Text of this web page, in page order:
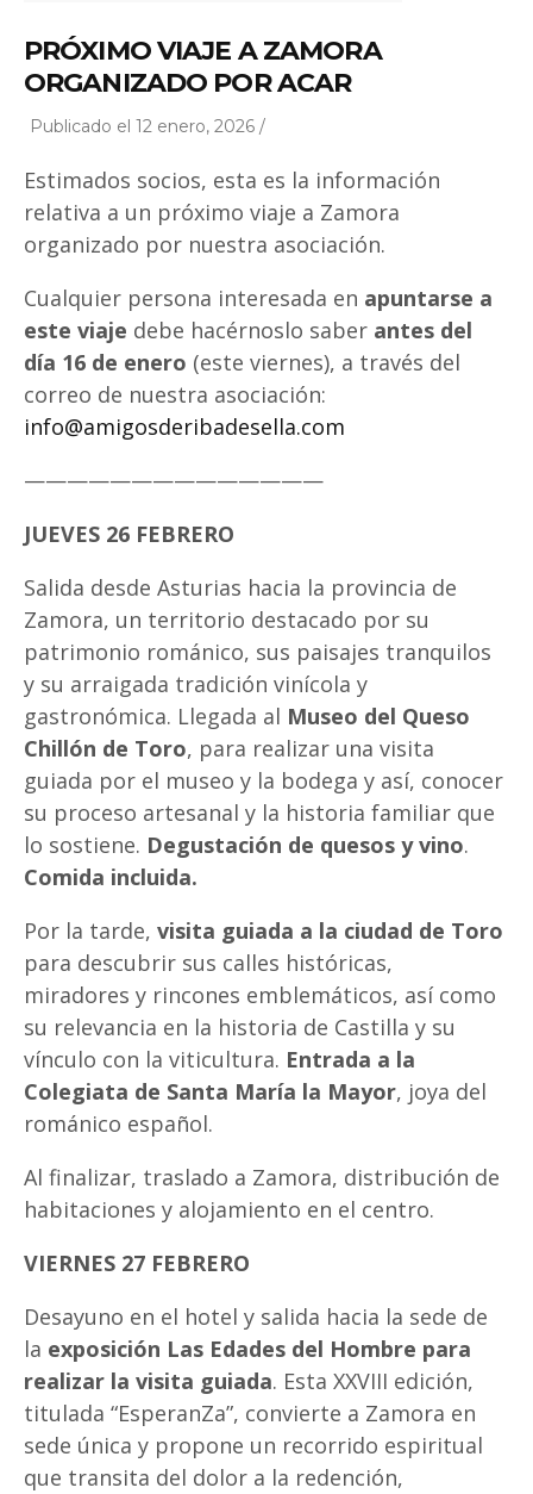
PRÓXIMO VIAJE A ZAMORA
ORGANIZADO POR ACAR
Publicado el 12 enero, 2026 /
Estimados socios, esta es la información
relativa a un próximo viaje a Zamora
organizado por nuestra asociación.
Cualquier persona interesada en apuntarse a
este viaje debe hacérnoslo saber antes del
día 16 de enero (este viernes), a través del
correo de nuestra asociación:
info@amigosderibadesella.com
——————————————
JUEVES 26 FEBRERO
Salida desde Asturias hacia la provincia de
Zamora, un territorio destacado por su
patrimonio románico, sus paisajes tranquilos
y su arraigada tradición vinícola y
gastronómica. Llegada al Museo del Queso
Chillón de Toro, para realizar una visita
guiada por el museo y la bodega y así, conocer
su proceso artesanal y la historia familiar que
lo sostiene. Degustación de quesos y vino.
Comida incluida.
Por la tarde, visita guiada a la ciudad de Toro
para descubrir sus calles históricas,
miradores y rincones emblemáticos, así como
su relevancia en la historia de Castilla y su
vínculo con la viticultura. Entrada a la
Colegiata de Santa María la Mayor, joya del
románico español.
Al finalizar, traslado a Zamora, distribución de
habitaciones y alojamiento en el centro.
VIERNES 27 FEBRERO
Desayuno en el hotel y salida hacia la sede de
la exposición Las Edades del Hombre para
realizar la visita guiada. Esta XXVIII edición,
titulada “EsperanZa”, convierte a Zamora en
sede única y propone un recorrido espiritual
que transita del dolor a la redención,